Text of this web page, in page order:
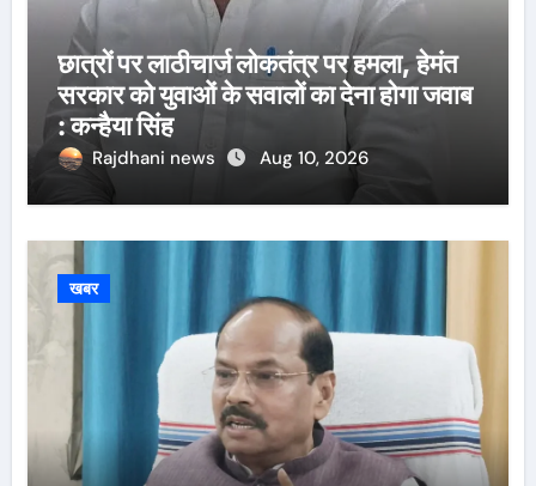
छात्रों पर लाठीचार्ज लोकतंत्र पर हमला, हेमंत
सरकार को युवाओं के सवालों का देना होगा जवाब
: कन्हैया सिंह
Rajdhani news Aug 10, 2026
खबर